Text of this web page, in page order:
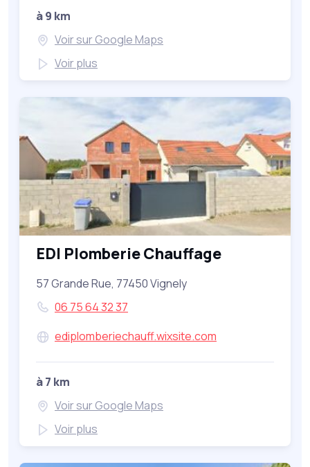
à 9 km
Voir sur Google Maps
Voir plus
EDI Plomberie Chauffage
57 Grande Rue, 77450 Vignely
06 75 64 32 37
ediplomberiechauff.wixsite.com
à 7 km
Voir sur Google Maps
Voir plus